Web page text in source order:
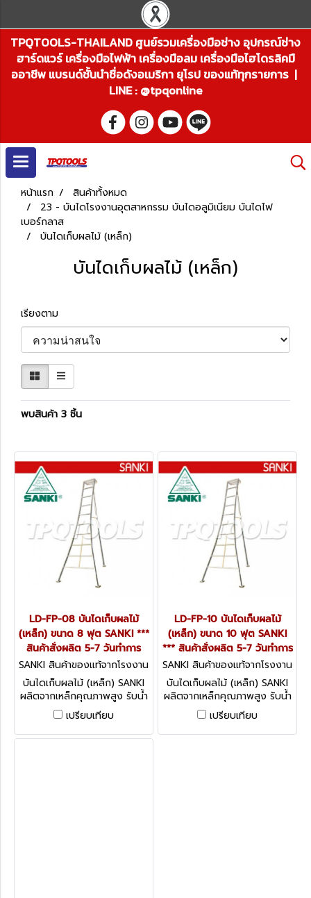
TPQTOOLS-THAILAND ศูนย์รวมเครื่องมือช่าง อุปกรณ์ช่าง
ฮาร์ดแวร์ เครื่องมือไฟฟ้า เครื่องมือลม เครื่องมือไฮโดรลิคมื
ออาชีพ แบรนด์ชั้นนำชื่อดังอเมริกา ยุโรป ของแท้ทุกรายการ |
LINE : @tpqonline
หน้าแรก
สินค้าทั้งหมด
23 - บันไดโรงงานอุตสาหกรรม บันไดอลูมิเนียม บันไดไฟ
เบอร์กลาส
บันไดเก็บผลไม้ (เหล็ก)
บันไดเก็บผลไม้ (เหล็ก)
เรียงตาม
พบสินค้า 3 ชิ้น
LD-FP-08 บันไดเก็บผลไม้
(เหล็ก) ขนาด 8 ฟุต SANKI ***
สินค้าสั่งผลิต 5-7 วันทำการ
SANKI สินค้าของแท้จากโรงงาน
ผู้ผลิต LD-FP-08
บันไดเก็บผลไม้ (เหล็ก) SANKI
ผลิตจากเหล็กคุณภาพสูง รับน้ำ
หนักได้สูงสุด 150 กก.
เปรียบเทียบ
LD-FP-10 บันไดเก็บผลไม้
(เหล็ก) ขนาด 10 ฟุต SANKI
*** สินค้าสั่งผลิต 5-7 วันทำการ
SANKI สินค้าของแท้จากโรงงาน
ผู้ผลิต LD-FP-10
บันไดเก็บผลไม้ (เหล็ก) SANKI
ผลิตจากเหล็กคุณภาพสูง รับน้ำ
หนักได้สูงสุด 150 กก.
เปรียบเทียบ